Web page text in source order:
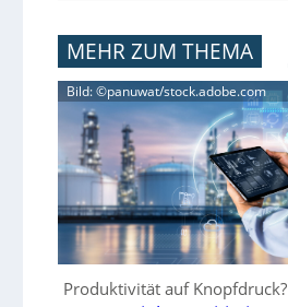
MEHR ZUM THEMA
Bild: ©panuwat/stock.adobe.com
Produktivität auf Knopfdruck?